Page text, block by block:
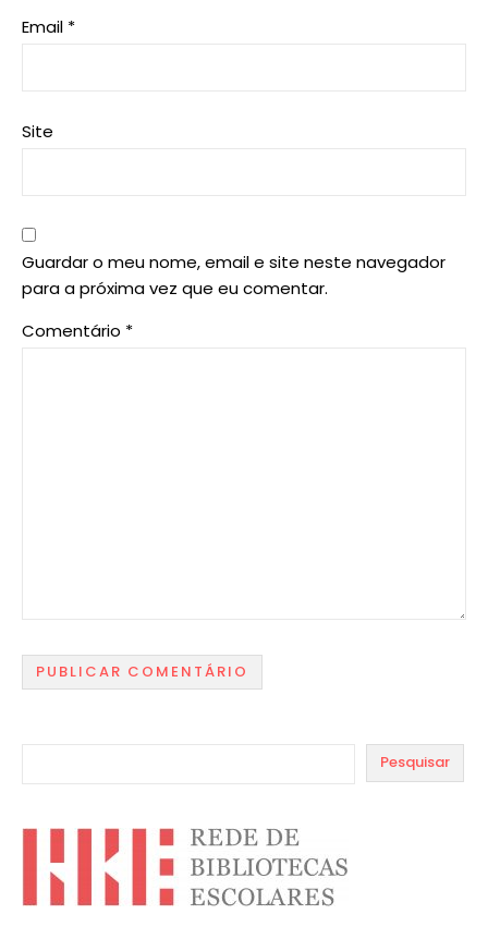
Email *
Site
Guardar o meu nome, email e site neste navegador
para a próxima vez que eu comentar.
Comentário *
Pesquisar